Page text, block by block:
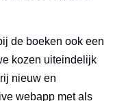
de boeken ook een
kozen uiteindelijk
nieuw en
webapp met als